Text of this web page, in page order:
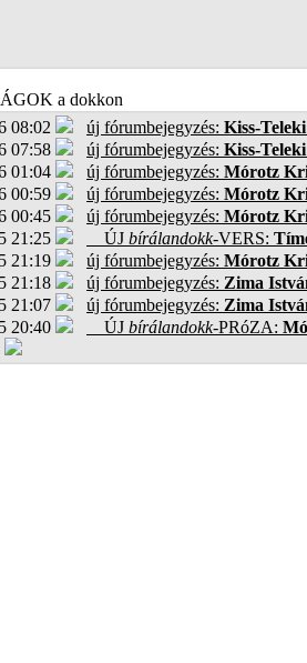
a dokkon
08:02
új fórumbejegyzés: Kiss-
07:58
új fórumbejegyzés: Kiss-
01:04
új fórumbejegyzés: Mórotz
00:59
új fórumbejegyzés: Mórotz
00:45
új fórumbejegyzés: Mórotz
21:25
ÚJ bírálandokk-VERS:
21:19
új fórumbejegyzés: Mórotz
21:18
új fórumbejegyzés: Zima
21:07
új fórumbejegyzés: Zima
20:40
ÚJ bírálandokk-PRóZA: